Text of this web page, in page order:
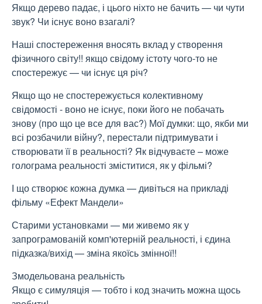
Якщо дерево падає, і цього ніхто не бачить — чи чути
звук? Чи існує воно взагалі?
Наші спостереження вносять вклад у створення
фізичного світу!! якщо свідому істоту чого-то не
спостережує — чи існує ця річ?
Якщо що не спостережується колективному
свідомості - воно не існує, поки його не побачать
знову (про що це все для вас?) Мої думки: що, якби ми
всі розбачили війну?, перестали підтримувати і
створювати її в реальності? Як відчуваєте – може
голограма реальності зміститися, як у фільмі?
І що створює кожна думка — дивіться на прикладі
фільму «Ефект Мандели»
Старими установками — ми живемо як у
запрограмованій комп'ютерній реальності, і єдина
підказка/вихід — зміна якоїсь змінної!!
Змодельована реальність
Якщо є симуляція — тобто і код значить можна щось